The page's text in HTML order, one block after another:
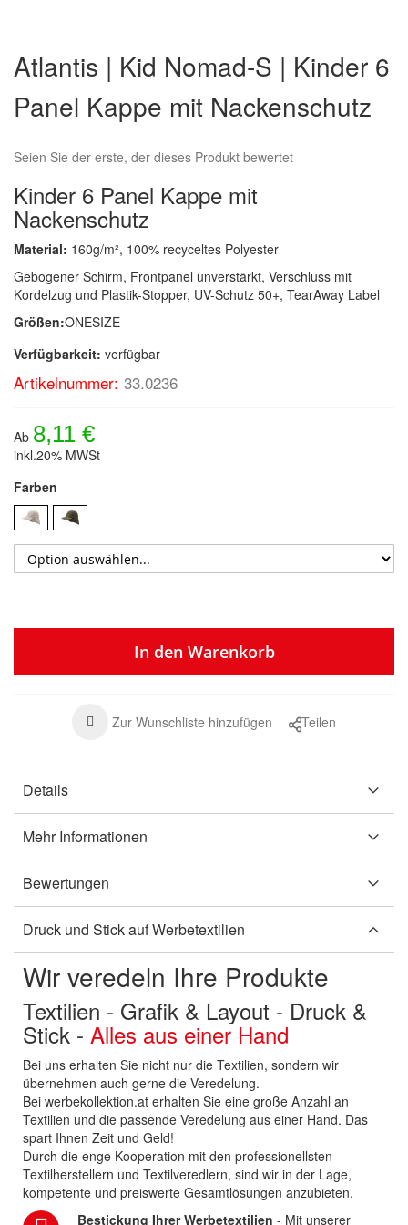
der
Bildergalerie
springen
Atlantis | Kid Nomad-S | Kinder 6
Panel Kappe mit Nackenschutz
Seien Sie der erste, der dieses Produkt bewertet
Kinder 6 Panel Kappe mit
Nackenschutz
Material: 160g/m², 100% recyceltes Polyester
Gebogener Schirm, Frontpanel unverstärkt, Verschluss mit
Kordelzug und Plastik-Stopper, UV-Schutz 50+, TearAway Label
Größen:ONESIZE
Verfügbarkeit: verfügbar
Artikelnummer: 33.0236
Ab 8,11 €
inkl.20% MWSt
Farben
In den Warenkorb
Zur Wunschliste hinzufügen Teilen
Details
Mehr Informationen
Bewertungen
Druck und Stick auf Werbetextilien
Wir veredeln Ihre Produkte
Textilien - Grafik & Layout - Druck &
Stick - Alles aus einer Hand
Bei uns erhalten Sie nicht nur die Textilien, sondern wir
übernehmen auch gerne die Veredelung.
Bei werbekollektion.at erhalten Sie eine große Anzahl an
Textilien und die passende Veredelung aus einer Hand. Das
spart Ihnen Zeit und Geld!
Durch die enge Kooperation mit den professionellsten
Textilherstellern und Textilveredlern, sind wir in der Lage,
kompetente und preiswerte Gesamtlösungen anzubieten.
Bestickung Ihrer Werbetextilien - Mit unserer